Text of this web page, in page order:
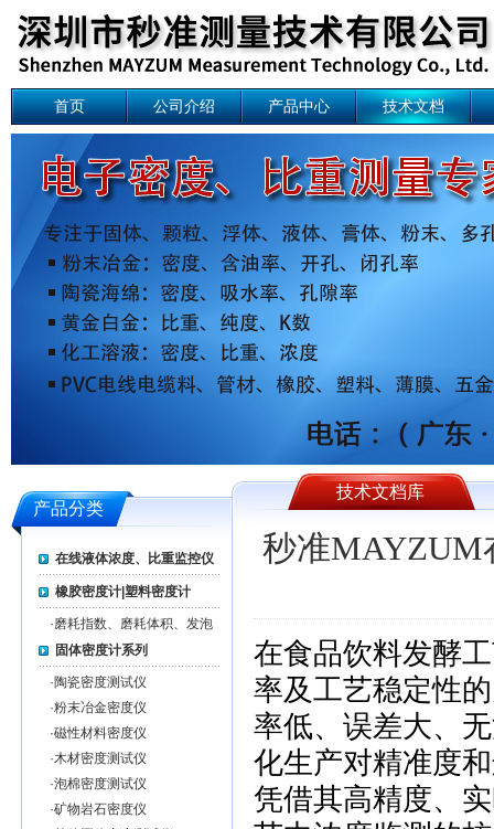
首页 公司介绍 产品中心 技术文档
产品分类
在线液体浓度、比重监控仪
橡胶密度计|塑料密度计
·磨耗指数、磨耗体积、发泡
率测试仪系列
固体密度计系列
·陶瓷密度测试仪
·粉末冶金密度仪
·磁性材料密度仪
·木材密度测试仪
·泡棉密度测试仪
·矿物岩石密度仪
技术文档库
秒准MAYZUM
在食品饮料发酵
率及工艺稳定性
率低、误差大、
化生产对精准度
凭借其高精度、